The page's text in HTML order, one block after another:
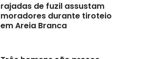
rajadas de fuzil assustam
moradores durante tiroteio
em Areia Branca